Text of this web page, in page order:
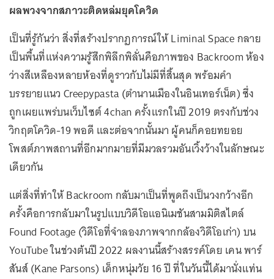
ผลพวงจากสภาวะติดหล่มยุคโควิด
เป็นที่รู้กันว่า สิ่งที่สร้างปรากฏการณ์ให้ Liminal Space กลาย
เป็นพื้นที่แห่งความรู้สึกพิลึกพิลั่นคือภาพของ Backroom ห้อง
ว่างสีเหลืองหลายห้องที่ดูราวกับไม่มีที่สิ้นสุด พร้อมคำ
บรรยายแนว Creepypasta (ตำนานเมืองในอินเทอร์เน็ต) ซึ่ง
ถูกเผยแพร่บนเว็บไซต์ 4chan ครั้งแรกในปี 2019 ตรงกับช่วง
วิกฤตโควิด-19 พอดี และต่อจากนั้นมา ผู้คนก็คอยทยอย
โพสต์ภาพสถานที่อีกมากมายที่มีมวลรวมอันเวิ้งว้างในลักษณะ
เดียวกัน
แต่สิ่งที่ทำให้ Backroom กลับมาเป็นที่พูดถึงเป็นวงกว้างอีก
ครั้งคือการกลับมาในรูปแบบวิดีโอแอนิเมชันสามมิติสไตล์
Found Footage (วิดีโอที่จำลองภาพจากกล้องวิดีโอเก่า) บน
YouTube ในช่วงต้นปี 2022 ผลงานนี้สร้างสรรค์โดย เคน พาร์
สันส์ (Kane Parsons) เด็กหนุ่มวัย 16 ปี ที่ในวันนี้ได้มานั่งแท่น